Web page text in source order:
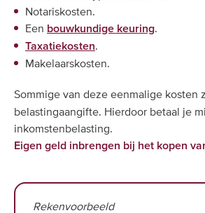
Notariskosten.
Een bouwkundige keuring.
Taxatiekosten.
Makelaarskosten.
Sommige van deze eenmalige kosten
belastingaangifte. Hierdoor betaal je
inkomstenbelasting.
Eigen geld inbrengen bij het kopen
Rekenvoorbeeld